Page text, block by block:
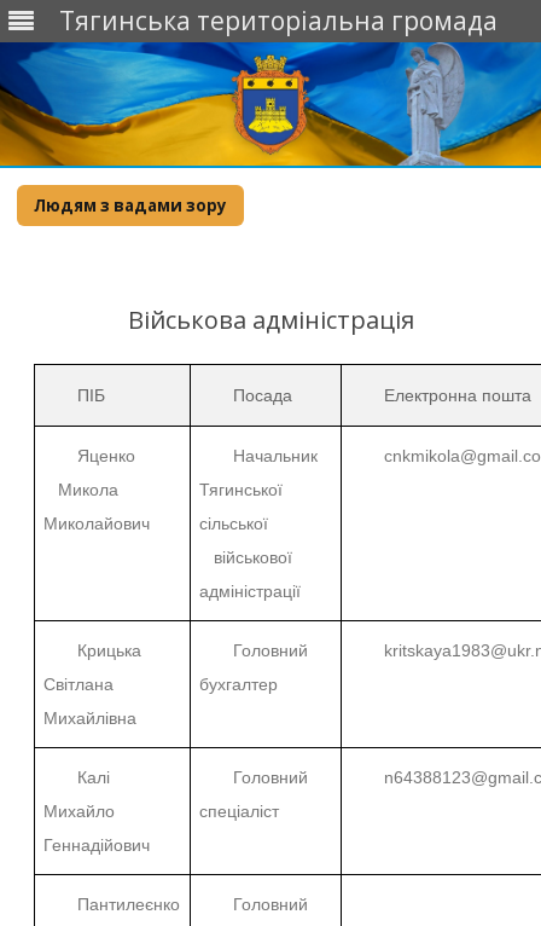
Тягинська територіальна громада
Людям з вадами зору
Військова адміністрація
ПІБ Посада Електронна пошта
Яценко
Микола
Миколайович
Начальник
Тягинської
сільської
військової
адміністрації
Крицька
Світлана
Михайлівна
Головний
бухгалтер
Калі
Михайло
Геннадійович
Головний
спеціаліст
Пантилеєнко
Головний